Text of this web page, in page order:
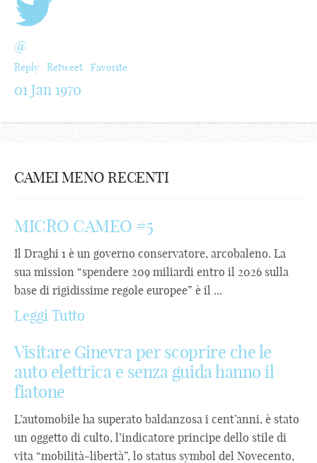
@
Reply Retweet Favorite
01 Jan 1970
CAMEI MENO RECENTI
MICRO CAMEO #5
Il Draghi 1 è un governo conservatore, arcobaleno. La
sua mission “spendere 209 miliardi entro il 2026 sulla
base di rigidissime regole europee” è il ...
Leggi Tutto
Visitare Ginevra per scoprire che le
auto elettrica e senza guida hanno il
fiatone
L’automobile ha superato baldanzosa i cent’anni, è stato
un oggetto di culto, l’indicatore principe dello stile di
vita “mobilità-libertà”, lo status symbol del Novecento,